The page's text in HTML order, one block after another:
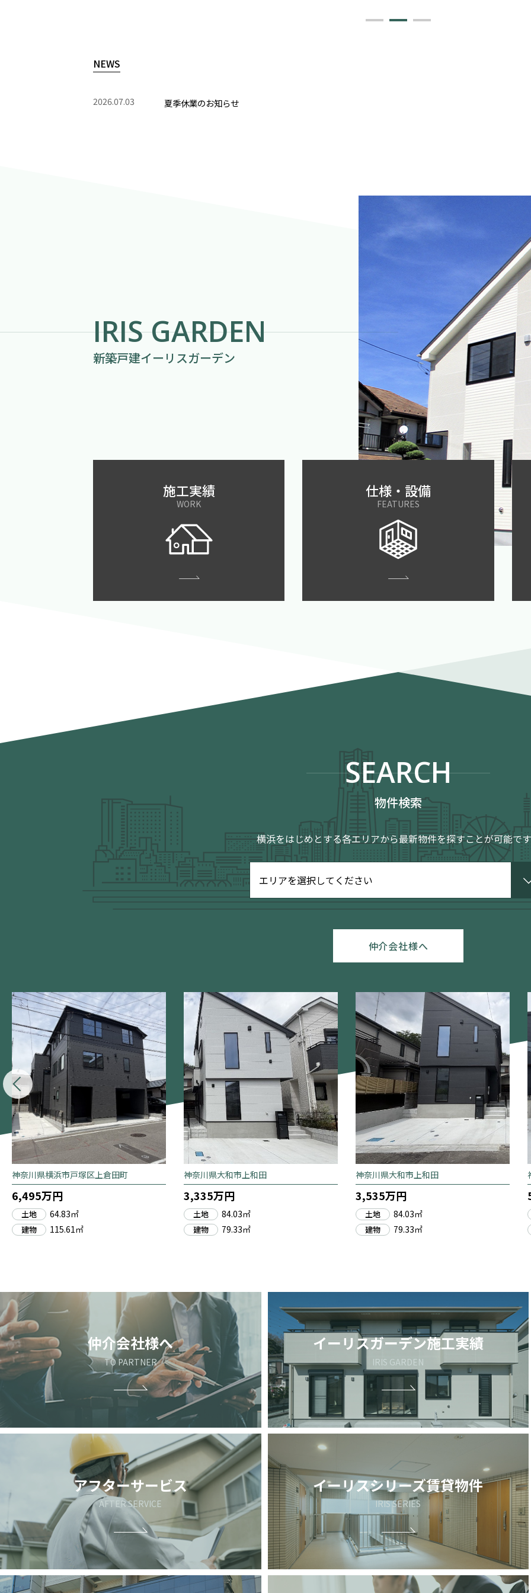
NEWS
2026.07.03 夏季休業のお知らせ
IRIS GARDEN
新築戸建イーリスガーデン
施工実績
WORK
仕様・設備
FEATURES
SEARCH
物件検索
横浜をはじめとする各エリアから最新物件を探すことが可能で
仲介会社様へ
神奈川県横浜市戸塚区上倉田町
6,495万円
土地 64.83㎡
建物 115.61㎡
神奈川県大和市上和田
3,335万円
土地 84.03㎡
建物 79.33㎡
神奈川県大和市上和田
3,535万円
土地 84.03㎡
建物 79.33㎡
仲介会社様へ
TO PARTNER
イーリスガーデン施工実績
IRIS GARDEN
アフターサービス
AFTER SERVICE
イーリスシリーズ賃貸物件
IRIS SERIES